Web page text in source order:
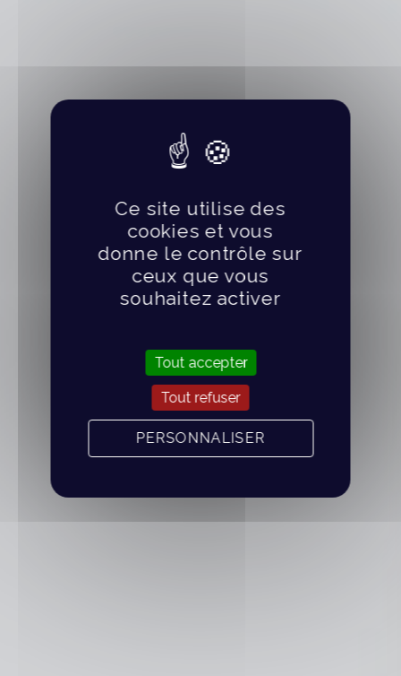
Ce site utilise des
cookies et vous
donne le contrôle sur
ceux que vous
souhaitez activer
Tout accepter
Tout refuser
PERSONNALISER